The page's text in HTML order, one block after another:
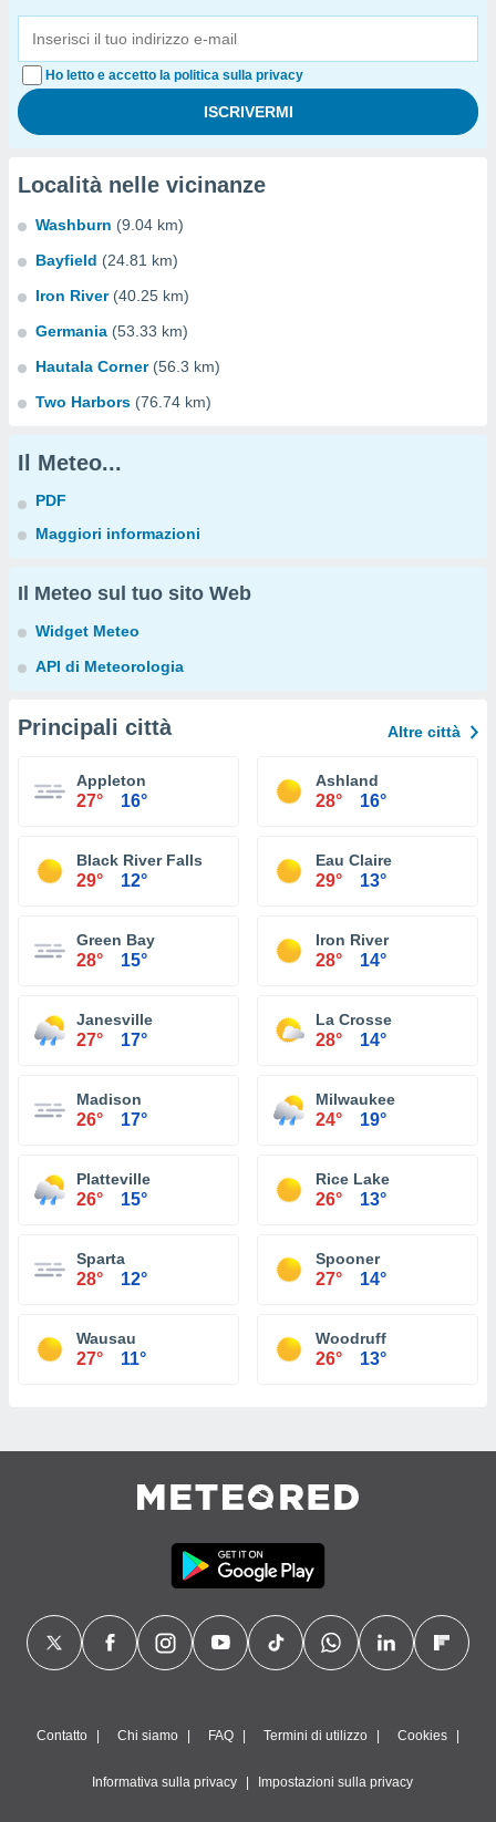
Ho letto e accetto la politica sulla privacy
Località nelle vicinanze
Washburn (9.04 km)
Bayfield (24.81 km)
Iron River (40.25 km)
Germania (53.33 km)
Hautala Corner (56.3 km)
Two Harbors (76.74 km)
Il Meteo...
PDF
Maggiori informazioni
Il Meteo sul tuo sito Web
Widget Meteo
API di Meteorologia
Principali città Altre città
Appleton
27° 16°
Ashland
28° 16°
Black River Falls
29° 12°
Eau Claire
29° 13°
Green Bay
28° 15°
Iron River
28° 14°
Janesville
27° 17°
La Crosse
28° 14°
Madison
26° 17°
Milwaukee
24° 19°
Platteville
26° 15°
Rice Lake
26° 13°
Sparta
28° 12°
Spooner
27° 14°
Wausau
27° 11°
Woodruff
26° 13°
Contatto Chi siamo FAQ Termini di utilizzo Cookies
Informativa sulla privacy Impostazioni sulla privacy